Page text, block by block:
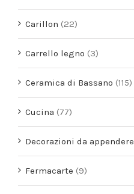
Carillon (22)
Carrello legno (3)
Ceramica di Bassano (115)
Cucina (77)
Decorazioni da appendere
Fermacarte (9)